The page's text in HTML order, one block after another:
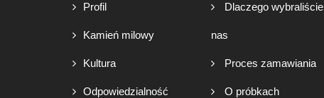
Profil
Kamień milowy
Kultura
Odpowiedzialność
Dlaczego wybraliście
nas
Proces zamawiania
O próbkach